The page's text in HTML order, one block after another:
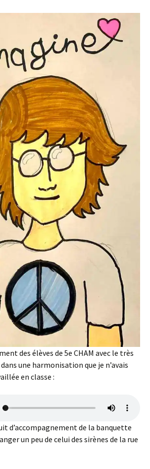
des élèves de 5e CHAM avec le très
une harmonisation que je n’avais
en classe :
d’accompagnement de la banquette
un peu de celui des sirènes de la rue